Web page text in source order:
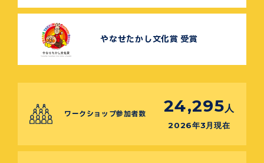
やなせたかし文化賞 受賞
ワークショップ参加者数 24,295 人
2026年3月現在